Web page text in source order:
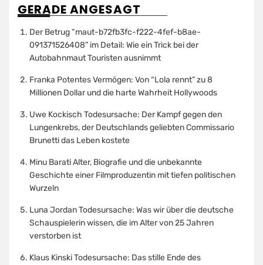
GERADE ANGESAGT
Der Betrug “maut-b72fb3fc-f222-4fef-b8ae-
091371526408” im Detail: Wie ein Trick bei der
Autobahnmaut Touristen ausnimmt
Franka Potentes Vermögen: Von “Lola rennt” zu 8
Millionen Dollar und die harte Wahrheit Hollywoods
Uwe Kockisch Todesursache: Der Kampf gegen den
Lungenkrebs, der Deutschlands geliebten Commissario
Brunetti das Leben kostete
Minu Barati Alter, Biografie und die unbekannte
Geschichte einer Filmproduzentin mit tiefen politischen
Wurzeln
Luna Jordan Todesursache: Was wir über die deutsche
Schauspielerin wissen, die im Alter von 25 Jahren
verstorben ist
Klaus Kinski Todesursache: Das stille Ende des